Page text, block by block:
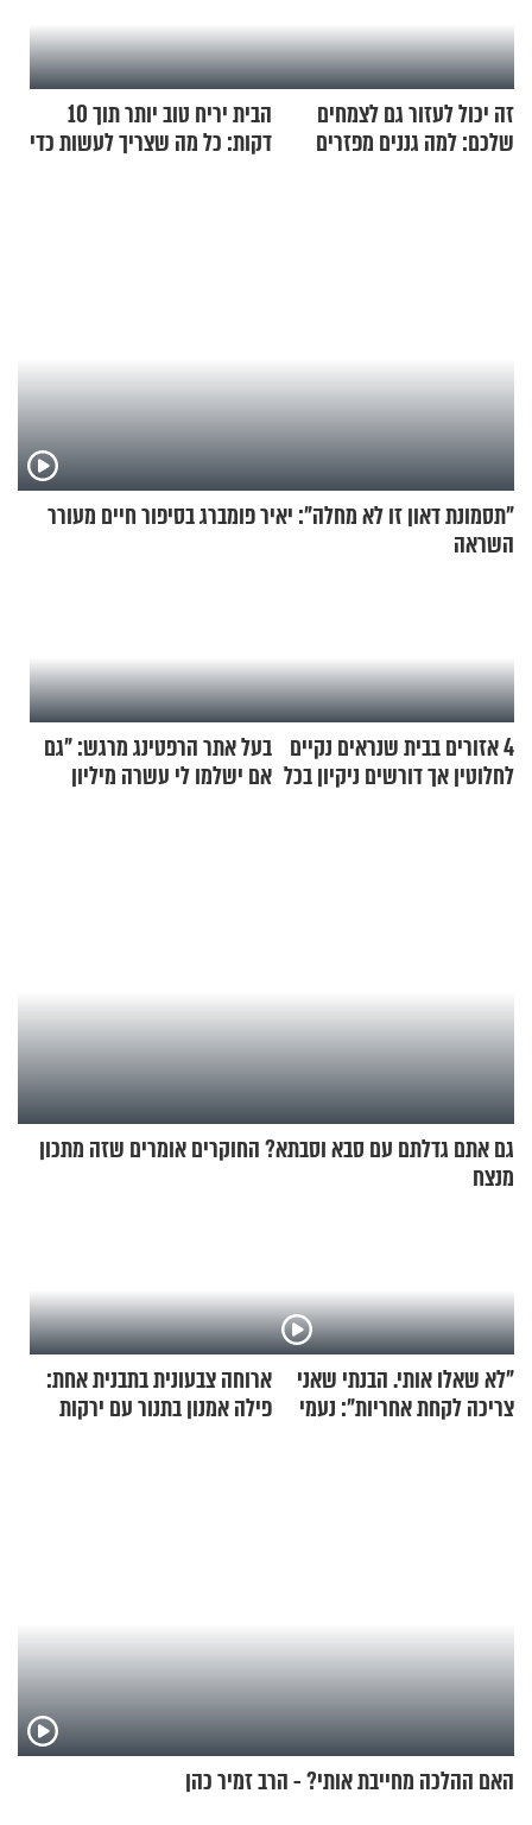
זה יכול לעזור גם לצמחים
שלכם: למה גננים מפזרים
הבית יריח טוב יותר תוך 10
דקות: כל מה שצריך לעשות כדי
"תסמונת דאון זו לא מחלה": יאיר פומברג בסיפור חיים מעורר
השראה
4 אזורים בבית שנראים נקיים
לחלוטין אך דורשים ניקיון בכל
בעל אתר הרפטינג מרגש: "גם
אם ישלמו לי עשרה מיליון
גם אתם גדלתם עם סבא וסבתא? החוקרים אומרים שזה מתכון
מנצח
"לא שאלו אותי. הבנתי שאני
צריכה לקחת אחריות": נעמי
ארוחה צבעונית בתבנית אחת:
פילה אמנון בתנור עם ירקות
האם ההלכה מחייבת אותי? - הרב זמיר כהן